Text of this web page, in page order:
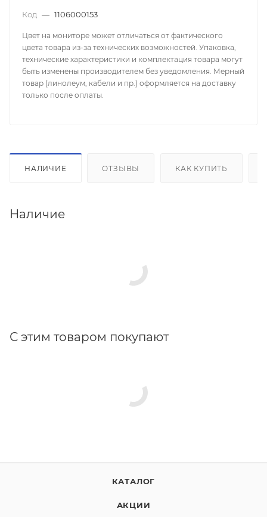
Код — 1106000153
Цвет на мониторе может отличаться от фактического
цвета товара из-за технических возможностей. Упаковка,
технические характеристики и комплектация товара могут
быть изменены производителем без уведомления. Мерный
товар (линолеум, кабели и пр.) оформляется на доставку
только после оплаты.
НАЛИЧИЕ ОТЗЫВЫ КАК КУПИТЬ
Наличие
С этим товаром покупают
КАТАЛОГ
АКЦИИ